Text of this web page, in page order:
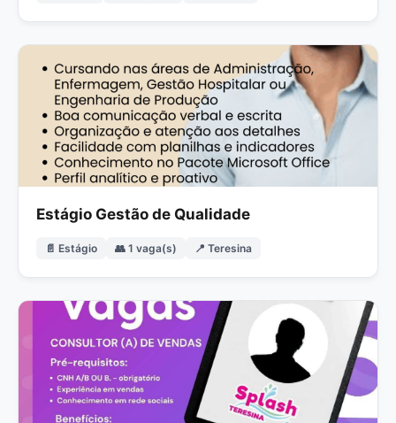
Estágio Gestão de Qualidade
📄 Estágio 👥 1 vaga(s) 📍 Teresina